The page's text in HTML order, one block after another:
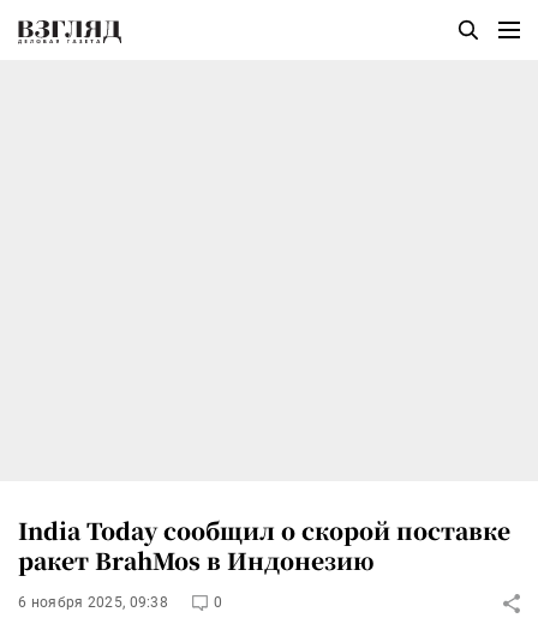
India Today сообщил о скорой поставке
ракет BrahMos в Индонезию
6 ноября 2025, 09:38 0